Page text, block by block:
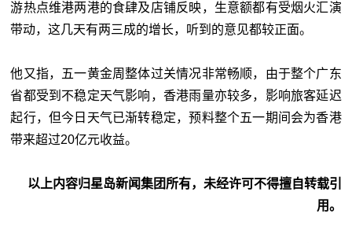
游热点维港两港的食肆及店铺反映，生意额都有受烟火汇演
带动，这几天有两三成的增长，听到的意见都较正面。
他又指，五一黄金周整体过关情况非常畅顺，由于整个广东
省都受到不稳定天气影响，香港雨量亦较多，影响旅客延迟
起行，但今日天气已渐转稳定，预料整个五一期间会为香港
带来超过20亿元收益。
以上内容归星岛新闻集团所有，未经许可不得擅自转载引
用。